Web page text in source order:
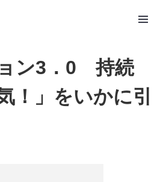
ン3．0 持続
！」をいかに引